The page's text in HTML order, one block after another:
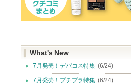
What's New
7月発売！デパコス特集 (6/24)
7月発売！プチプラ特集 (6/24)